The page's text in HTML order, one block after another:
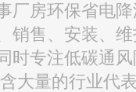
厂房环保省电
销售、安装、
时专注低碳通
大量的行业代